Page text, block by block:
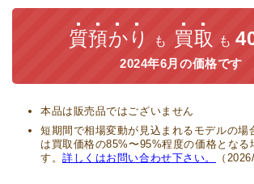
質預かり も 買取 も
2024年6月の価格です
本品は販売品ではございません
短期間で相場変動が見込まれるモデルの場
は買取価格の85%〜95%程度の価格となる
す。詳しくはお問い合わせ下さい。 （